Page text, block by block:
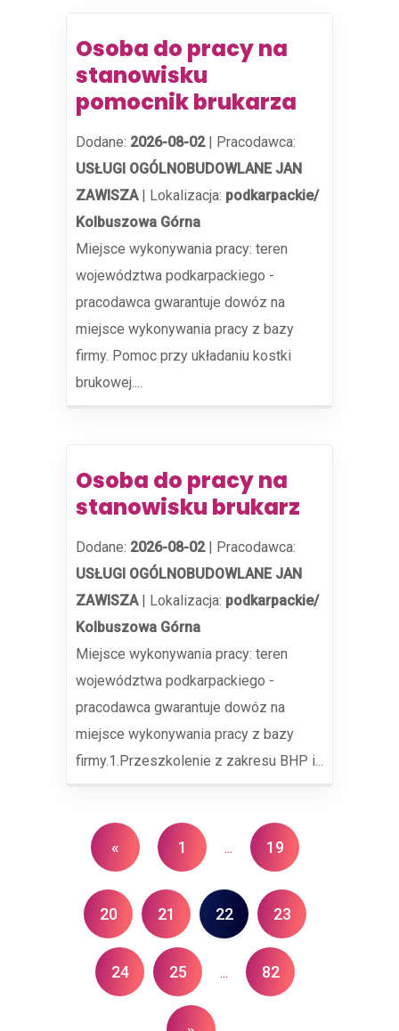
Osoba do pracy na
stanowisku
pomocnik brukarza
Dodane: 2026-08-02| Pracodawca:
USŁUGI OGÓLNOBUDOWLANE JAN
ZAWISZA| Lokalizacja: podkarpackie/
Kolbuszowa Górna
Miejsce wykonywania pracy: teren
województwa podkarpackiego -
pracodawca gwarantuje dowóz na
miejsce wykonywania pracy z bazy
firmy. Pomoc przy układaniu kostki
brukowej....
Osoba do pracy na
stanowisku brukarz
Dodane: 2026-08-02| Pracodawca:
USŁUGI OGÓLNOBUDOWLANE JAN
ZAWISZA| Lokalizacja: podkarpackie/
Kolbuszowa Górna
Miejsce wykonywania pracy: teren
województwa podkarpackiego -
pracodawca gwarantuje dowóz na
miejsce wykonywania pracy z bazy
firmy.1.Przeszkolenie z zakresu BHP i...
« 1 ... 19
20 21 22 23
24 25 ... 82